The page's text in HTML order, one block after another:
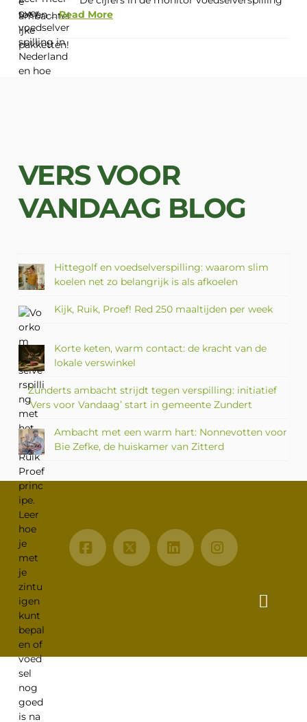
tot en ...Read More
VERS VOOR
VANDAAG BLOG
Hittegolf en voedselverspilling: waarom slim
koelen net zo belangrijk is als afkoelen
Kijk, Ruik, Proef! Red 250 maaltijden per week
Korte keten, warm contact: de kracht van de
lokale verswinkel
Zunderts ambacht strijdt tegen verspilling: initiatief
‘Vers voor Vandaag’ start in gemeente Zundert
Ambacht met een warm hart: Nonnevotten voor
Bie Zefke, de huiskamer van Zitterd